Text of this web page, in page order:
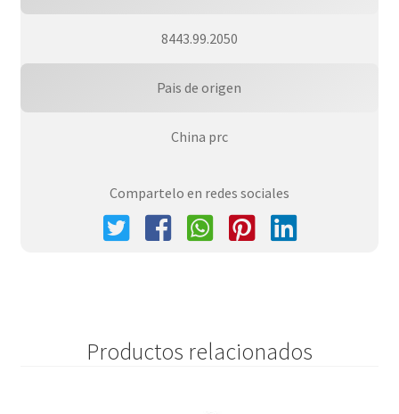
8443.99.2050
Pais de origen
China prc
Compartelo en redes sociales
Productos relacionados